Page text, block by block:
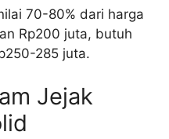
70-80% dari harga
Rp200 juta, butuh
285 juta.
Jejak